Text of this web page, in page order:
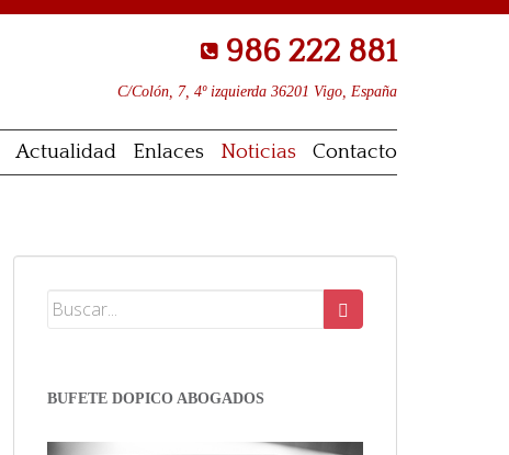
986 222 881
C/Colón, 7, 4º izquierda 36201 Vigo, España
Actualidad Enlaces Noticias Contacto
BUFETE DOPICO ABOGADOS